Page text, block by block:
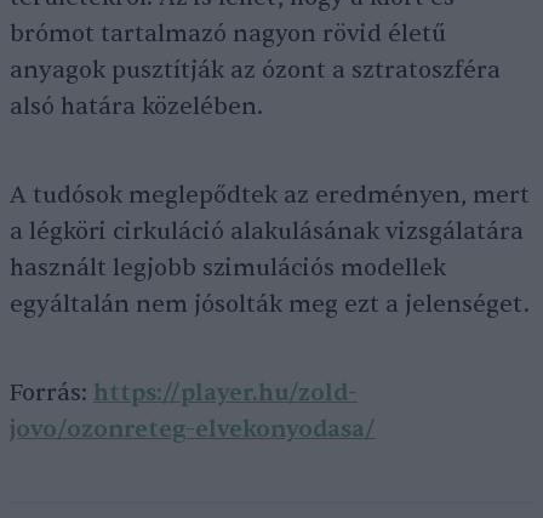
brómot tartalmazó nagyon rövid életű
anyagok pusztítják az ózont a sztratoszféra
alsó határa közelében.
A tudósok meglepődtek az eredményen, mert
a légköri cirkuláció alakulásának vizsgálatára
használt legjobb szimulációs modellek
egyáltalán nem jósolták meg ezt a jelenséget.
Forrás: https://player.hu/zold-
jovo/ozonreteg-elvekonyodasa/